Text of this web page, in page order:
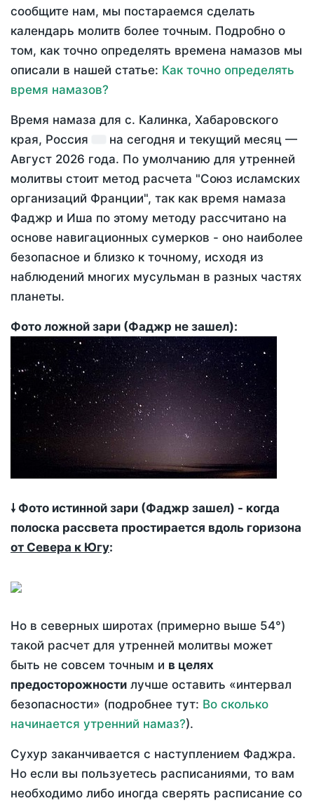
сообщите нам, мы постараемся сделать
календарь молитв более точным. Подробно о
том, как точно определять времена намазов мы
описали в нашей статье: Как точно определять
время намазов?
Время намаза для с. Калинка, Хабаровского
края, Россия
на сегодня и текущий месяц —
Август 2026 года. По умолчанию для утренней
молитвы стоит метод расчета "Союз исламских
организаций Франции", так как время намаза
Фаджр и Иша по этому методу рассчитано на
основе навигационных сумерков - оно наиболее
безопасное и близко к точному, исходя из
наблюдений многих мусульман в разных частях
планеты.
Фото ложной зари (Фаджр не зашел):
🠗 Фото истинной зари (Фаджр зашел) - когда
полоска рассвета простирается вдоль горизона
от Севера к Югу:
Но в северных широтах (примерно выше 54°)
такой расчет для утренней молитвы может
быть не совсем точным и в целях
предосторожности лучше оставить «интервал
безопасности» (подробнее тут: Во сколько
начинается утренний намаз?).
Сухур заканчивается с наступлением Фаджра.
Но если вы пользуетесь расписаниями, то вам
необходимо либо иногда сверять расписание со